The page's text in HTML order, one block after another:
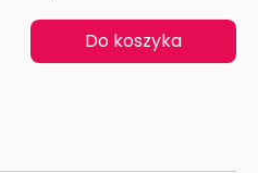
Do koszyka